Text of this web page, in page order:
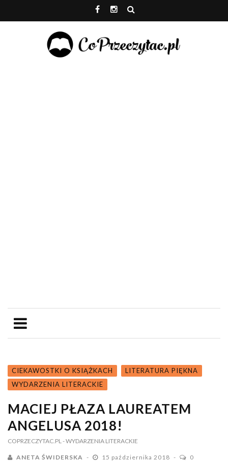
CIEKAWOSTKI O KSIĄŻKACH
LITERATURA PIĘKNA
WYDARZENIA LITERACKIE
MACIEJ PŁAZA LAUREATEM
ANGELUSA 2018!
COPRZECZYTAC.PL - WYDARZENIA LITERACKIE
ANETA ŚWIDERSKA 15 października 2018 0